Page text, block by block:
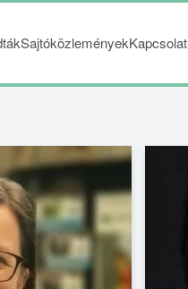
SajtóközleményekKapcsolat